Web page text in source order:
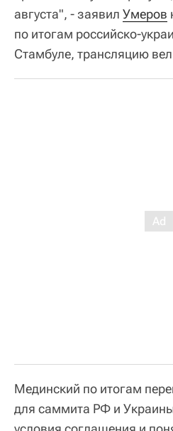
августа", - заявил Умеров
по итогам российско-
Стамбуле, трансляцию
Мединский по итогам
для саммита РФ и